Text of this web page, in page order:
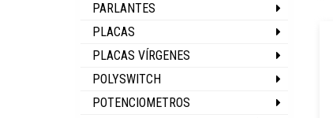
PARLANTES
PLACAS
PLACAS VÍRGENES
POLYSWITCH
POTENCIOMETROS